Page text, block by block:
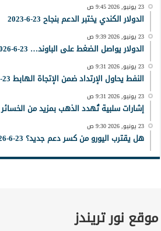
23 يونيو, 2026 9:45 ص
الدولار الكندي يختبر الدعم بنجاح 23-6-2023
23 يونيو, 2026 9:39 ص
الدولار يواصل الضغط على الباوند… 23-6-2026
23 يونيو, 2026 9:31 ص
النفط يحاول الإرتداد ضمن الإتجاة الهابط 23-6-2026
23 يونيو, 2026 9:31 ص
إشارات سلبية تُهدد الذهب بمزيد من الخسائر 23-6-2026
23 يونيو, 2026 9:30 ص
هل يقترب اليورو من كسر دعم جديد؟ 23-6-2026
موقع نور تريندز